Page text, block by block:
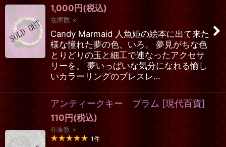
1,000円(税込)
在庫数 ×
Candy Marmaid 人魚姫の絵本に出て来た
様な憧れた夢の色、いろ。 夢見がちな色
とりどりの玉と細工で連なったアクセサ
リーを。 夢いっぱいな気分になれる愉し
いカラーリングのブレスレ…
アンティークキー プラム [現代百貨]
110円(税込)
在庫数 ×
1件